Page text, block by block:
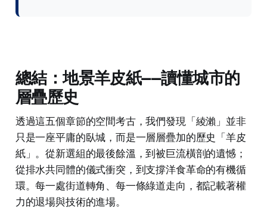
總結：地景羊皮紙——讀懂城市的
層疊歷史
透過這五個章節的空間考古，我們發現「綾瀨」並非
只是一座平庸的臥城，而是一層層疊加的歷史「羊皮
紙」。從新選組的最後餘溫，到被巨流橫剖的遺憾；
從排水共同體的儀式衝突，到支撐洋食革命的有機循
環。每一處街道轉角、每一條綠道走向，都記載著權
力的退場與技術的進場。